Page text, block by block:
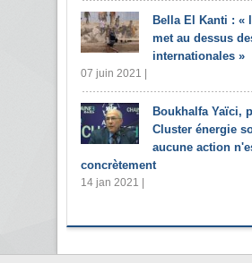
Bella El Kanti : «
met au dessus
internationales »
07 juin 2021 |
Boukhalfa Yaïci,
Cluster énergie
aucune action
concrètement
14 jan 2021 |